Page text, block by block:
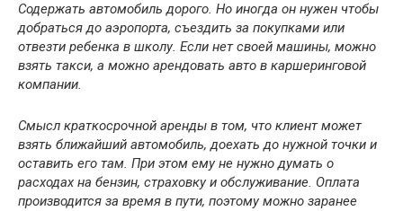
Содержать автомобиль дорого. Но иногда он нужен чтобы
добраться до аэропорта, съездить за покупками или
отвезти ребенка в школу. Если нет своей машины, можно
взять такси, а можно арендовать авто в каршеринговой
компании.
Смысл краткосрочной аренды в том, что клиент может
взять ближайший автомобиль, доехать до нужной точки и
оставить его там. При этом ему не нужно думать о
расходах на бензин, страховку и обслуживание. Оплата
производится за время в пути, поэтому можно заранее